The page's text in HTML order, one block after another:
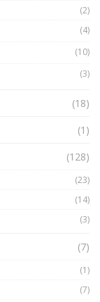
tỷ đô
(2)
(4)
(10)
(3)
(18)
(1)
(128)
(23)
(14)
(3)
(7)
(1)
(7)